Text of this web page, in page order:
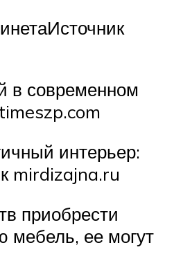
в современном
интерьер:
mirdizajna.ru
приобрести
мебель, ее могут